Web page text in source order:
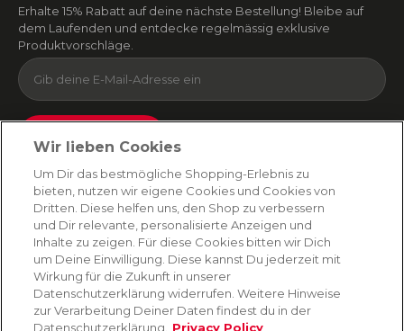
Erhalte 15% Rabatt auf deine nächste Bestellung! Bleibe auf
dem Laufenden und entdecke regelmässig exklusive
Produktvorschläge.
Absenden
Du kannst dich jederzeit von unserem Newsletter abmelden. Indem du fortfährst, stimmst
du unseren E-Mail-Bedingungenund Datenschutzbestimmungen zu
AMORANA
MARKEN
Wir lieben Cookies
Um Dir das bestmögliche Shopping-Erlebnis zu
bieten, nutzen wir eigene Cookies und Cookies von
Dritten. Diese helfen uns, den Shop zu verbessern
und Dir relevante, personalisierte Anzeigen und
Inhalte zu zeigen. Für diese Cookies bitten wir Dich
um Deine Einwilligung. Diese kannst Du jederzeit mit
Wirkung für die Zukunft in unserer
Datenschutzerklärung widerrufen. Weitere Hinweise
zur Verarbeitung Deiner Daten findest du in der
Datenschutzerklärung.
Privacy Policy